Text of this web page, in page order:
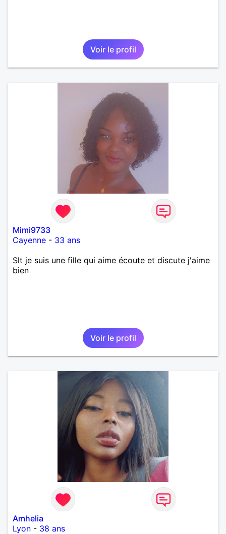
Voir le profil
Mimi9733
Cayenne - 33 ans
Slt je suis une fille qui aime écoute et discute j'aime
bien
Voir le profil
Amhelia
Lyon - 38 ans